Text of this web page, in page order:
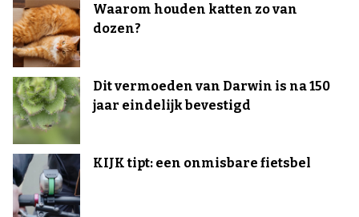
Waarom houden katten zo van
dozen?
Dit vermoeden van Darwin is na 150
jaar eindelijk bevestigd
KIJK tipt: een onmisbare fietsbel